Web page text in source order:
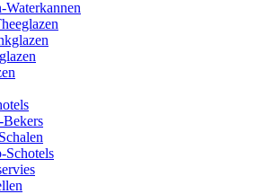
Waterkannen
Schotels